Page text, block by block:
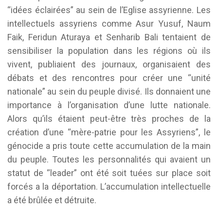
“idées éclairées” au sein de l’Eglise assyrienne. Les
intellectuels assyriens comme Asur Yusuf, Naum
Faik, Feridun Aturaya et Senharib Bali tentaient de
sensibiliser la population dans les régions où ils
vivent, publiaient des journaux, organisaient des
débats et des rencontres pour créer une “unité
nationale” au sein du peuple divisé. Ils donnaient une
importance à l’organisation d’une lutte nationale.
Alors qu’ils étaient peut-être très proches de la
création d’une “mère-patrie pour les Assyriens”, le
génocide a pris toute cette accumulation de la main
du peuple. Toutes les personnalités qui avaient un
statut de “leader” ont été soit tuées sur place soit
forcés a la déportation. L’accumulation intellectuelle
a été brûlée et détruite.